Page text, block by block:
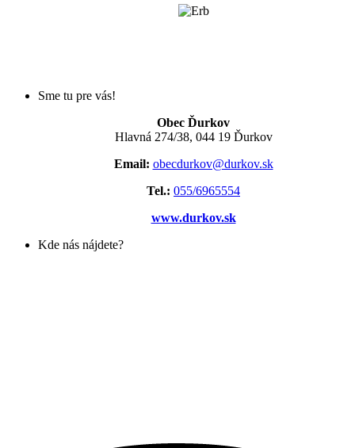
Sme tu pre vás!
Obec Ďurkov
Hlavná 274/38, 044 19 Ďurkov
Email: obecdurkov@durkov.sk
Tel.: 055/6965554
www.durkov.sk
Kde nás nájdete?